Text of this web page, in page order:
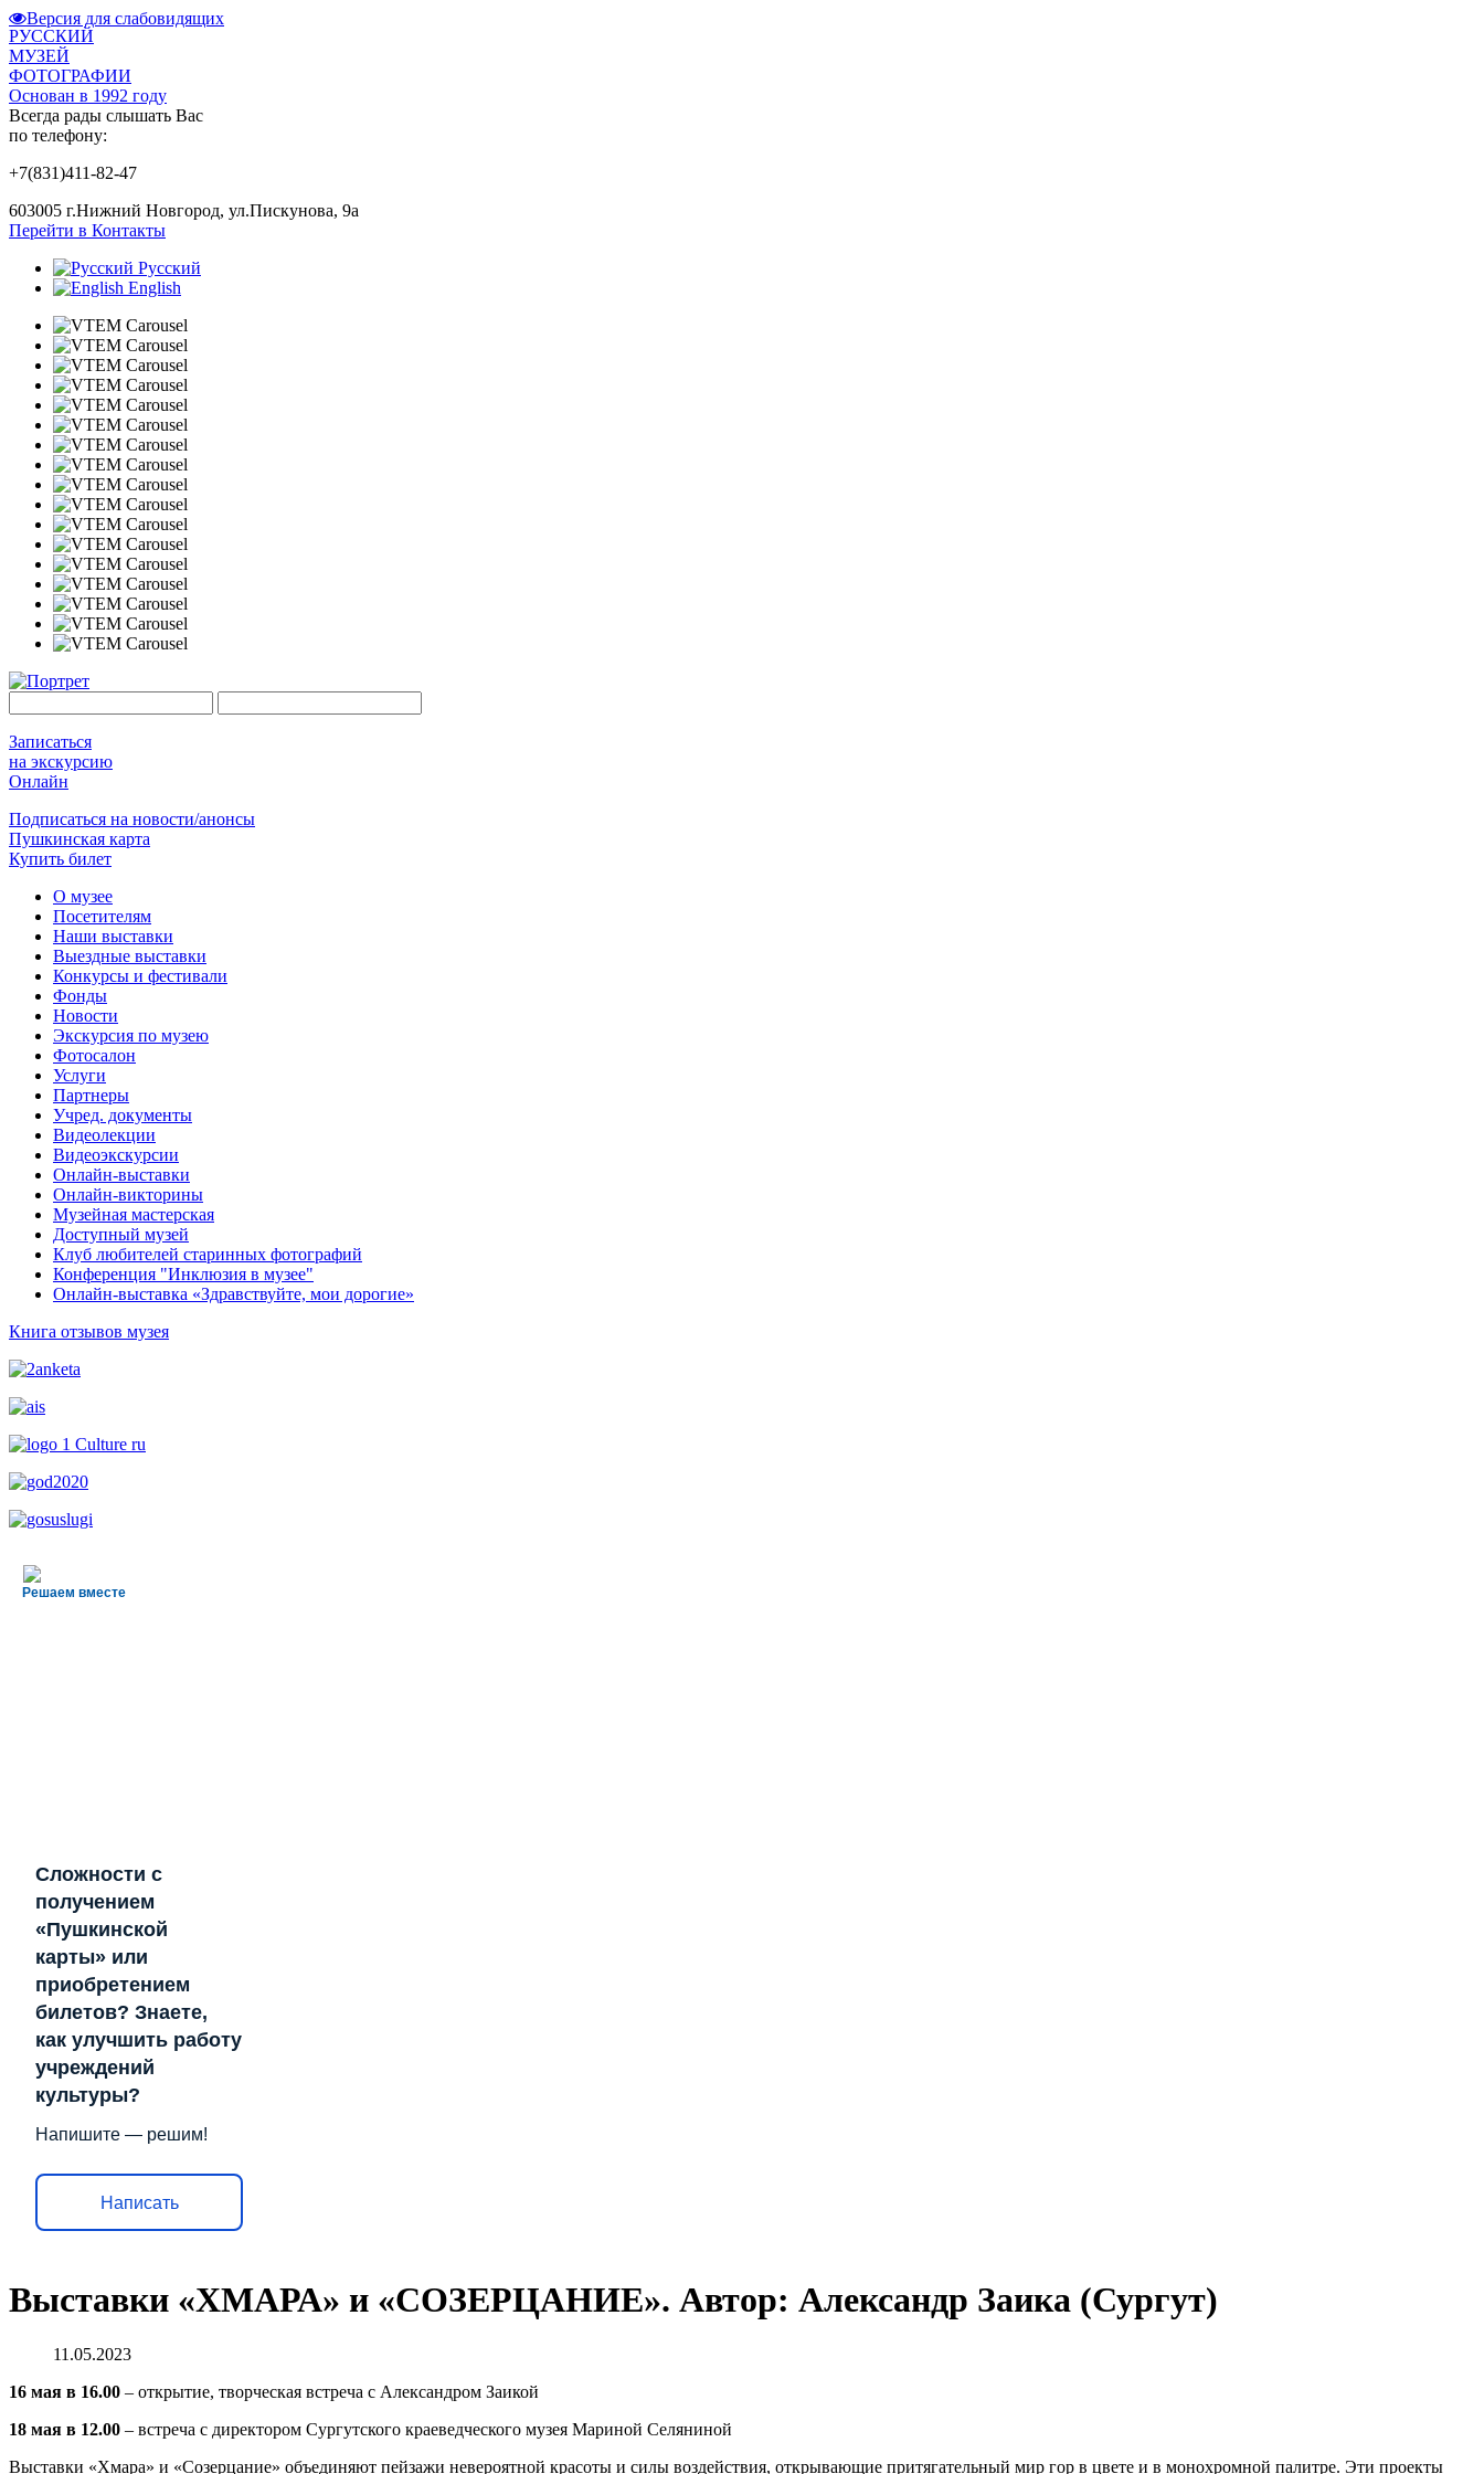
Версия для слабовидящих
РУССКИЙ
МУЗЕЙ
ФОТОГРАФИИ
Основан в 1992 году
Всегда рады слышать Вас
по телефону:
+7(831)411-82-47
603005 г.Нижний Новгород, ул.Пискунова, 9а
Перейти в Контакты
Русский
English
Записаться
на экскурсию
Онлайн
Подписаться на новости/анонсы
Пушкинская карта
Купить билет
О музее
Посетителям
Наши выставки
Выездные выставки
Конкурсы и фестивали
Фонды
Новости
Экскурсия по музею
Фотосалон
Услуги
Партнеры
Учред. документы
Видеолекции
Видеоэкскурсии
Онлайн-выставки
Онлайн-викторины
Музейная мастерская
Доступный музей
Клуб любителей старинных фотографий
Конференция "Инклюзия в музее"
Онлайн-выставка «Здравствуйте, мои дорогие»
Книга отзывов музея
Решаем вместе
Сложности с
получением
«Пушкинской
карты» или
приобретением
билетов? Знаете,
как улучшить работу
учреждений
культуры?
Напишите — решим!
Написать
Выставки «ХМАРА» и «СОЗЕРЦАНИЕ». Автор: Александр Заика (Сургут)
11.05.2023
16 мая в 16.00 – открытие, творческая встреча с Александром Заикой
18 мая в 12.00 – встреча с директором Сургутского краеведческого музея Мариной Селяниной
Выставки «Хмара» и «Созерцание» объединяют пейзажи невероятной красоты и силы воздействия, открывающие притягательный мир гор в цвете и в монохромной палитре. Эти проекты